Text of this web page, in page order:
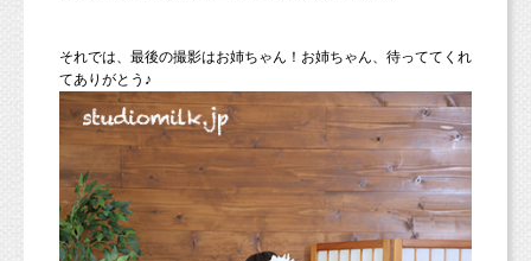
それでは、最後の撮影はお姉ちゃん！お姉ちゃん、待っててくれ
てありがとう♪